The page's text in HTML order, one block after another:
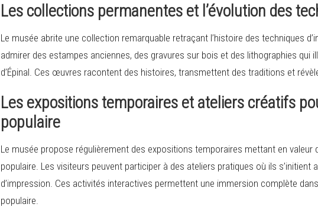
Les collections permanentes et l’évolution des
Le musée abrite une collection remarquable retraçant l’histoire des techniques
admirer des estampes anciennes, des gravures sur bois et des lithographies qui
d’Épinal. Ces œuvres racontent des histoires, transmettent des traditions et
Les expositions temporaires et ateliers créatifs
populaire
Le musée propose régulièrement des expositions temporaires mettant en valeur
populaire. Les visiteurs peuvent participer à des ateliers pratiques où ils s’initient
d’impression. Ces activités interactives permettent une immersion complète dans
populaire.